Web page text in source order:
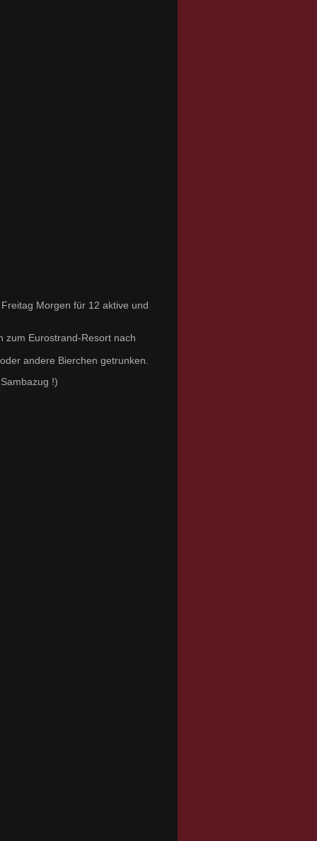
Morgen für 12 aktive und
zum Eurostrand-Resort nach
andere Bierchen getrunken.
!)